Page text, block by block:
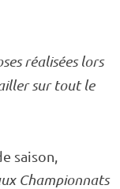
réalisées lors
sur tout le
saison,
Championnats